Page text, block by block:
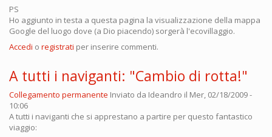
PS
Ho aggiunto in testa a questa pagina la visualizzazione della mappa
Google del luogo dove (a Dio piacendo) sorgerà l'ecovillaggio.
Accedi o registrati per inserire commenti.
A tutti i naviganti: "Cambio di rotta!"
Collegamento permanente Inviato da Ideandro il Mer, 02/18/2009 -
10:06
A tutti i naviganti che si apprestano a partire per questo fantastico
viaggio: